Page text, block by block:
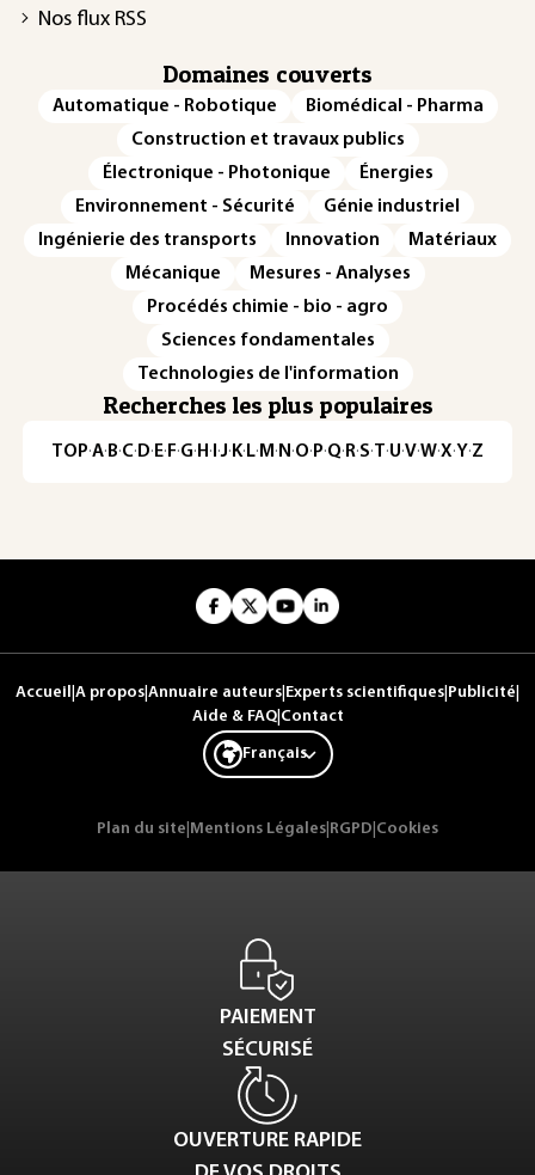
Nos flux RSS
Domaines couverts
Automatique - Robotique
Biomédical - Pharma
Construction et travaux publics
Électronique - Photonique
Énergies
Environnement - Sécurité
Génie industriel
Ingénierie des transports
Innovation
Matériaux
Mécanique
Mesures - Analyses
Procédés chimie - bio - agro
Sciences fondamentales
Technologies de l'information
Recherches les plus populaires
TOP·A·B·C· D· E· F·G· H · ·J· K· L· M · N ·O· P·Q· R·S·T·U·V·W·X·Y·Z
Accueil A propos Annuaire auteurs Experts scientifiques Publicité
Aide & FAQ| Contact
Français
Plan du site Mentions Légales RGPD Cookies
PAIEMENT
SÉCURISÉ
OUVERTURE RAPIDE